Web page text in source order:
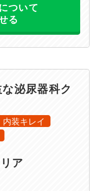
ついて
る
泌尿器科ク
内装キレイ
ア